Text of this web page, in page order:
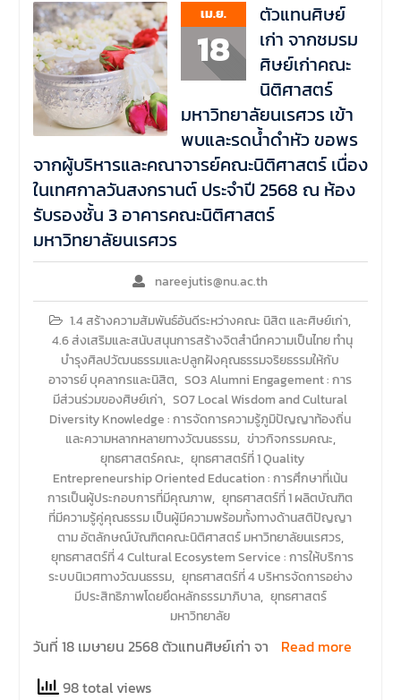
เม.ย.
18
ตัวแทนศิษย์
เก่า จากชมรม
ศิษย์เก่าคณะ
นิติศาสตร์
มหาวิทยาลัยนเรศวร เข้า
พบและรดน้ำดำหัว ขอพร
จากผู้บริหารและคณาจารย์คณะนิติศาสตร์ เนื่อง
ในเทศกาลวันสงกรานต์ ประจำปี 2568 ณ ห้อง
รับรองชั้น 3 อาคารคณะนิติศาสตร์
มหาวิทยาลัยนเรศวร
nareejutis@nu.ac.th
1.4 สร้างความสัมพันธ์อันดีระหว่างคณะ นิสิต และศิษย์เก่า,
4.6 ส่งเสริมและสนับสนุนการสร้างจิตสำนึกความเป็นไทย ทำนุ
บำรุงศิลปวัฒนธรรมและปลูกฝังคุณธรรมจริยธรรมให้กับ
อาจารย์ บุคลากรและนิสิต, SO3 Alumni Engagement : การ
มีส่วนร่วมของศิษย์เก่า, SO7 Local Wisdom and Cultural
Diversity Knowledge : การจัดการความรู้ภูมิปัญญาท้องถิ่น
และความหลากหลายทางวัฒนธรรม, ข่าวกิจกรรมคณะ,
ยุทธศาสตร์คณะ, ยุทธศาสตร์ที่ 1 Quality
Entrepreneurship Oriented Education : การศึกษาที่เน้น
การเป็นผู้ประกอบการที่มีคุณภาพ, ยุทธศาสตร์ที่ 1 ผลิตบัณฑิต
ที่มีความรู้คู่คุณธรรม เป็นผู้มีความพร้อมทั้งทางด้านสติปัญญา
ตาม อัตลักษณ์บัณฑิตคณะนิติศาสตร์ มหาวิทยาลัยนเรศวร,
ยุทธศาสตร์ที่ 4 Cultural Ecosystem Service : การให้บริการ
ระบบนิเวศทางวัฒนธรรม, ยุทธศาสตร์ที่ 4 บริหารจัดการอย่าง
มีประสิทธิภาพโดยยึดหลักธรรมาภิบาล, ยุทธศาสตร์
มหาวิทยาลัย
วันที่ 18 เมษายน 2568 ตัวแทนศิษย์เก่า จา
Read more
98 total views